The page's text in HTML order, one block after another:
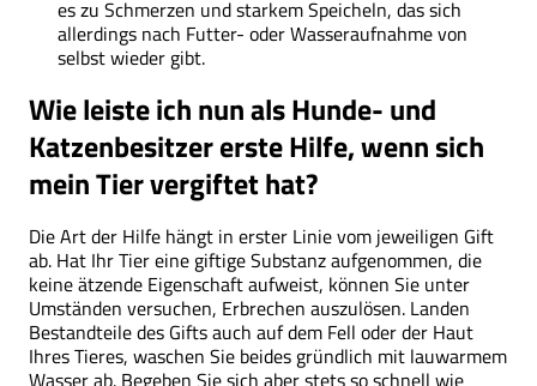
es zu Schmerzen und starkem Speicheln, das sich
allerdings nach Futter- oder Wasseraufnahme von
selbst wieder gibt.
Wie leiste ich nun als Hunde- und
Katzenbesitzer erste Hilfe, wenn sich
mein Tier vergiftet hat?
Die Art der Hilfe hängt in erster Linie vom jeweiligen Gift
ab. Hat Ihr Tier eine giftige Substanz aufgenommen, die
keine ätzende Eigenschaft aufweist, können Sie unter
Umständen versuchen, Erbrechen auszulösen. Landen
Bestandteile des Gifts auch auf dem Fell oder der Haut
Ihres Tieres, waschen Sie beides gründlich mit lauwarmem
Wasser ab. Begeben Sie sich aber stets so schnell wie